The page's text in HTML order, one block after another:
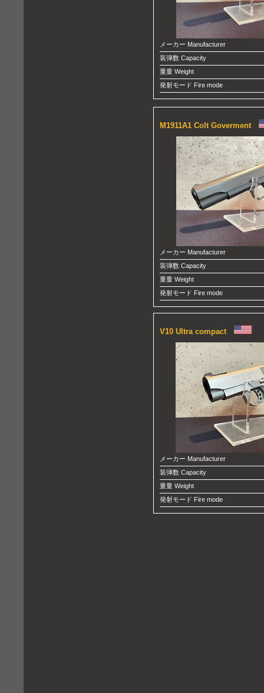
メーカー Manufacturer
装弾数 Capacity
重量 Weight
発射モード Fire mode
M1911A1 Colt Goverment
メーカー Manufacturer
装弾数 Capacity
重量 Weight
発射モード Fire mode
V10 Ultra compact
メーカー Manufacturer
装弾数 Capacity
重量 Weight
発射モード Fire mode